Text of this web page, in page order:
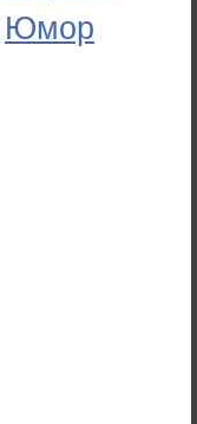
Юмор